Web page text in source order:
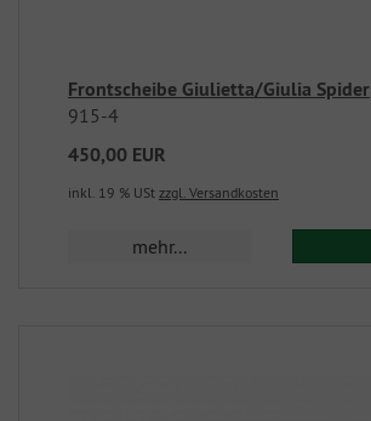
Frontscheibe Giulietta/Giulia Spider
915-4
450,00 EUR
inkl. 19 % USt zzgl. Versandkosten
mehr...